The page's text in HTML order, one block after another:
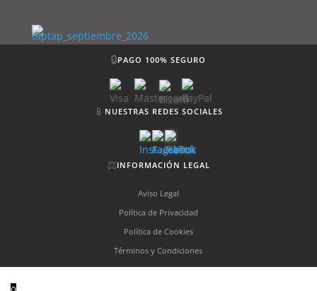
🔒PAGO 100% SEGURO
📱 NUESTRAS REDES SOCIALES
⚖️INFORMACIÓN LEGAL
Aviso Legal
Política de Privacidad
Política de Cookies
Términos y Condiciones